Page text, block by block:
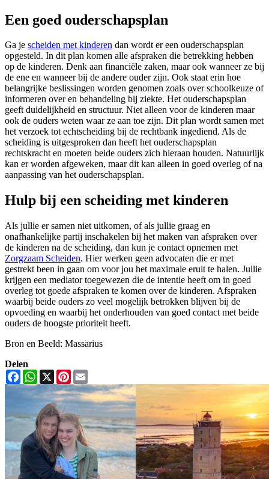
Een goed ouderschapsplan
Ga je scheiden met kinderen dan wordt er een ouderschapsplan
opgesteld. In dit plan komen alle afspraken die betrekking hebben
op de kinderen. Denk aan financiële zaken, maar ook wanneer ze bij
de ene en wanneer bij de andere ouder zijn. Ook staat erin hoe
belangrijke beslissingen worden genomen zoals over schoolkeuze of
informeren over en behandeling bij ziekte. Het ouderschapsplan
geeft duidelijkheid en structuur. Niet alleen voor de kinderen maar
ook de ouders weten waar ze aan toe zijn. Dit plan wordt samen met
het verzoek tot echtscheiding bij de rechtbank ingediend. Als de
scheiding is uitgesproken dan heeft het ouderschapsplan
rechtskracht en moeten beide ouders zich hieraan houden. Natuurlijk
kan er worden afgeweken, maar dit kan alleen in goed overleg of na
aanpassing van het ouderschapsplan.
Hulp bij een scheiding met kinderen
Als jullie er samen niet uitkomen, of als jullie graag en
onafhankelijke partij inschakelen bij het maken van afspraken over
de kinderen na de scheiding, dan kun je contact opnemen met
Zorgzaam Scheiden. Hier werken geen advocaten die er met
gestrekt been in gaan om voor jou het maximale eruit te halen. Jullie
krijgen een mediator toegewezen die de intentie heeft om in goed
overleg tot goede afspraken te komen over de kinderen. Afspraken
waarbij beide ouders zo veel mogelijk betrokken blijven bij de
opvoeding en waarbij het onderhouden van goed contact met beide
ouders de hoogste prioriteit heeft.
Bron en Beeld: Massarius
Delen
FacebookWhatsApp
X Pinterest